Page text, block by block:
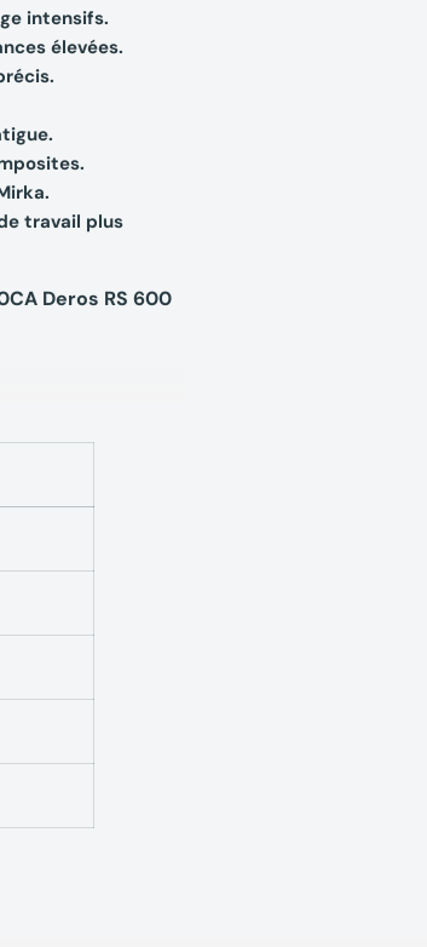
intensifs.
élevées.
travail plus
Deros RS 600